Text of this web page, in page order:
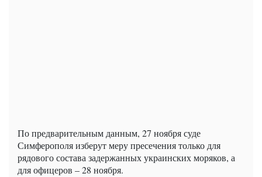
По предварительным данным, 27 ноября суде
Симферополя изберут меру пресечения только для
рядового состава задержанных украинских моряков, а
для офицеров – 28 ноября.